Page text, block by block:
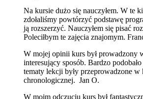
Na kursie dużo się nauczyłem. W te
zdołaliśmy powtórzyć podstawę
ją rozszerzyć. Nauczyłem się pisać
Poleciłbym te zajęcia znajomym.
W mojej opinii kurs był prowadzony
interesujący sposób. Bardzo
tematy lekcji były przeprowadzone w
chronologicznej. Jan O.
W moim odczuciu kurs był